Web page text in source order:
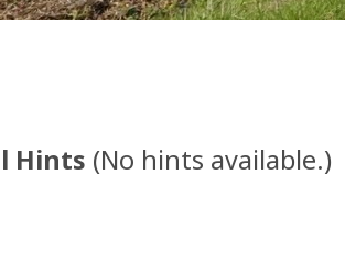
Hints (No hints available.)